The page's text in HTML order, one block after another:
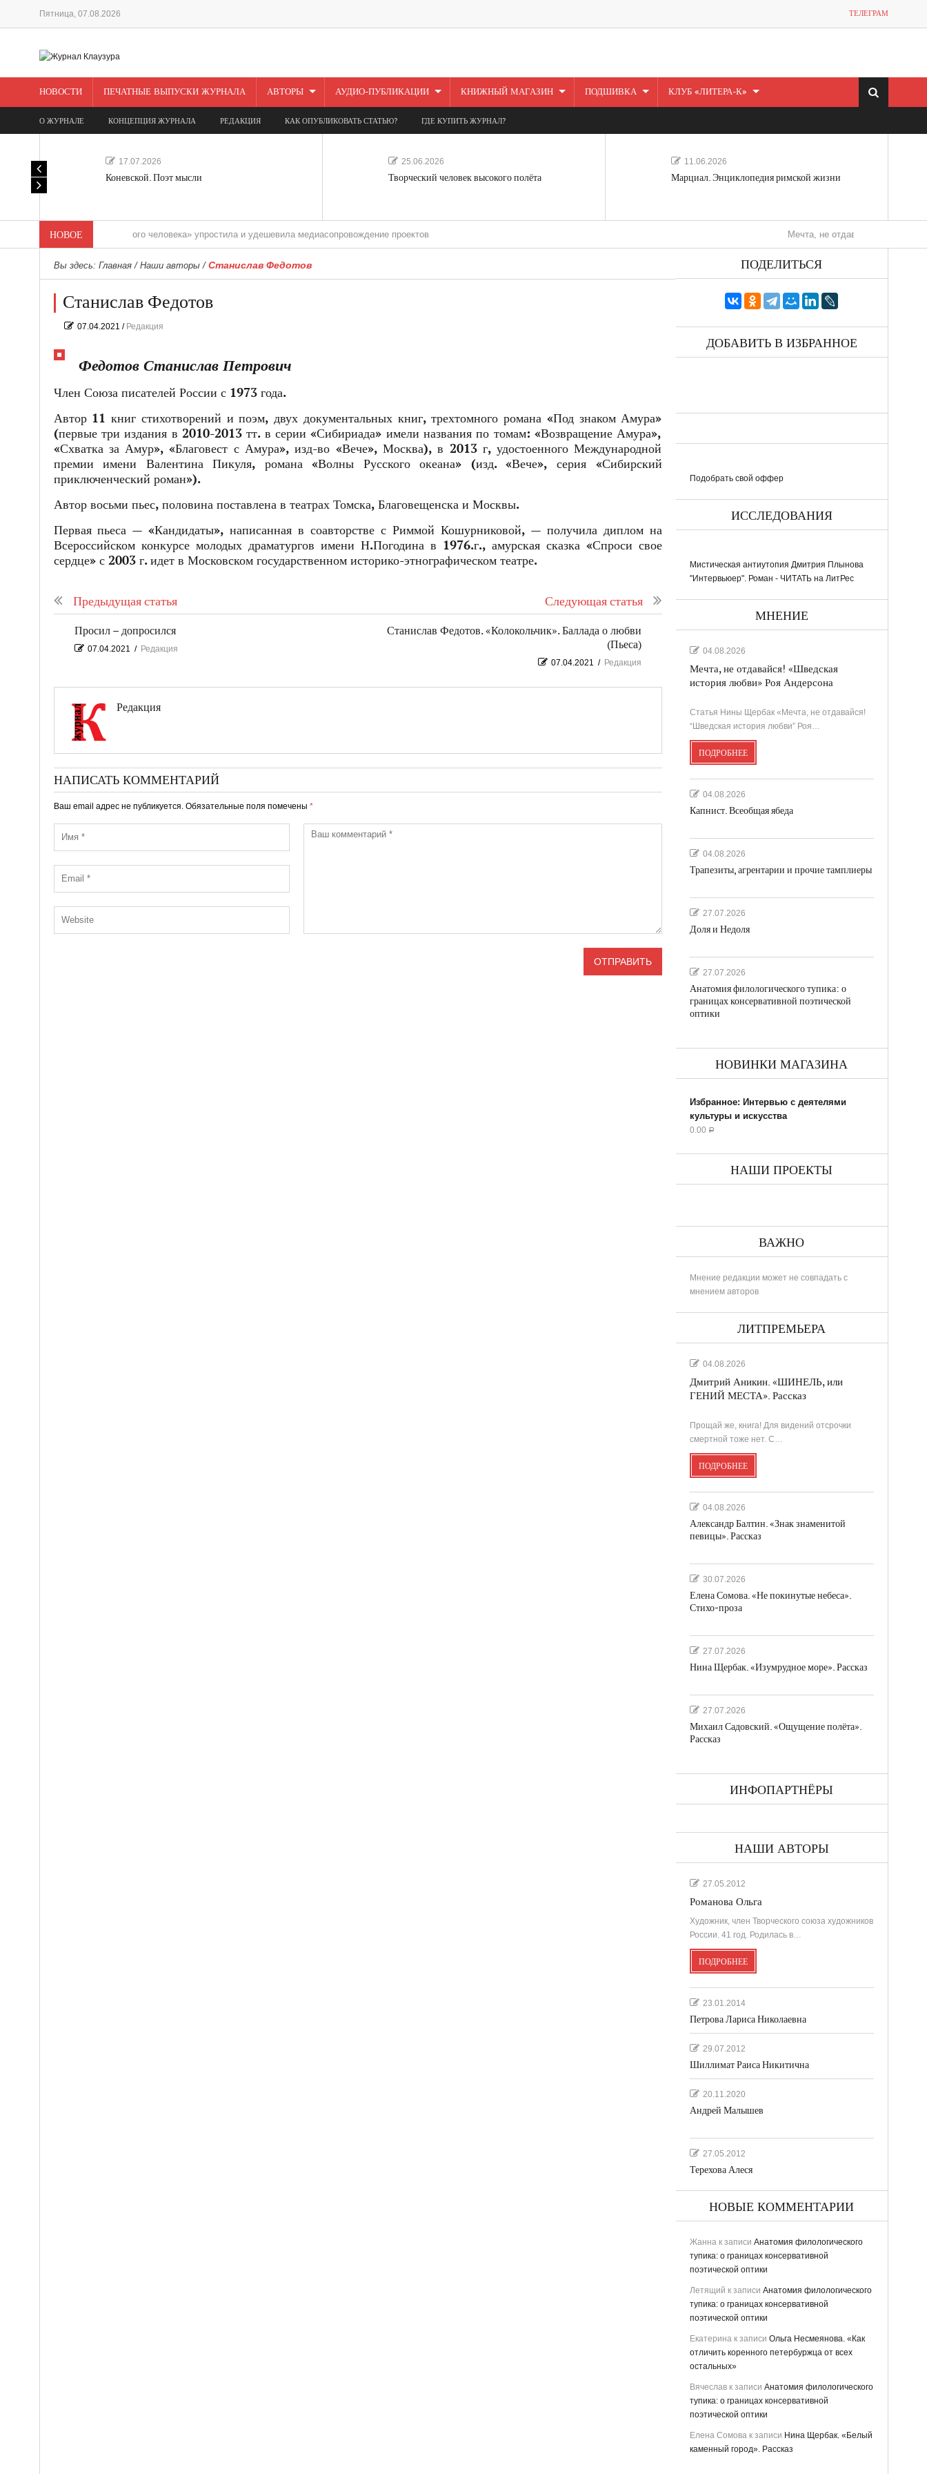
Пятница, 07.08.2026 ТЕЛЕГРАМ
НОВОСТИ ПЕЧАТНЫЕ ВЫПУСКИ ЖУРНАЛА АВТОРЫ АУДИО-ПУБЛИКАЦИИ КНИЖНЫЙ МАГАЗИН ПОДШИВКА КЛУБ «ЛИТЕРА-К»
О ЖУРНАЛЕ КОНЦЕПЦИЯ ЖУРНАЛА РЕДАКЦИЯ КАК ОПУБЛИКОВАТЬ СТАТЬЮ? ГДЕ КУПИТЬ ЖУРНАЛ?
17.07.2026
Коневской. Поэт мысли
25.06.2026
Творческий человек высокого полёта
11.06.2026
Марциал. Энциклопедия римской жизни
НОВОЕ
«Редакция одного человека» упростила и удешевила медиасопровождение проектов Мечта, не отдавайся! «Шведская
Вы здесь: Главная/ Наши авторы/ Станислав Федотов
Станислав Федотов
07.04.2021 / Редакция
Федотов Станислав Петрович
Член Союза писателей России с 1973 года.
Автор 11 книг стихотворений и поэм, двух документальных книг, трехтомного романа «Под знаком Амура»
(первые три издания в 2010-2013 тт. в серии «Сибириада» имели названия по томам: «Возвращение Амура»,
«Схватка за Амур», «Благовест с Амура», изд-во «Вече», Москва), в 2013 г, удостоенного Международной
премии имени Валентина Пикуля, романа «Волны Русского океана» (изд. «Вече», серия «Сибирский
приключенческий роман»).
Автор восьми пьес, половина поставлена в театрах Томска, Благовещенска и Москвы.
Первая пьеса — «Кандидаты», написанная в соавторстве с Риммой Кошурниковой, — получила диплом на
Всероссийском конкурсе молодых драматургов имени Н.Погодина в 1976.г., амурская сказка «Спроси свое
сердце» с 2003 г. идет в Московском государственном историко-этнографическом театре.
Предыдущая статья Следующая статья
Просил – допросился
07.04.2021 / Редакция
Станислав Федотов. «Колокольчик». Баллада о любви
(Пьеса)
07.04.2021 / Редакция
Редакция
НАПИСАТЬ КОММЕНТАРИЙ
Ваш email адрес не публикуется. Обязательные поля помечены *
ПОДЕЛИТЬСЯ
ДОБАВИТЬ В ИЗБРАННОЕ
Подобрать свой оффер
ИССЛЕДОВАНИЯ
Мистическая антиутопия Дмитрия Плынова
"Интервьюер". Роман - ЧИТАТЬ на ЛитРес
МНЕНИЕ
04.08.2026
Мечта, не отдавайся! «Шведская
история любви» Роя Андерсона
Статья Нины Щербак «Мечта, не отдавайся!
“Шведская история любви” Роя…
ПОДРОБНЕЕ
04.08.2026
Капнист. Всеобщая ябеда
04.08.2026
Трапезиты, агрентарии и прочие тамплиеры
27.07.2026
Доля и Недоля
27.07.2026
Анатомия филологического тупика: о
границах консервативной поэтической
оптики
НОВИНКИ МАГАЗИНА
Избранное: Интервью с деятелями
культуры и искусства
0.00 Р
НАШИ ПРОЕКТЫ
ВАЖНО
Мнение редакции может не совпадать с
мнением авторов
ЛИТПРЕМЬЕРА
04.08.2026
Дмитрий Аникин. «ШИНЕЛЬ, или
ГЕНИЙ МЕСТА». Рассказ
Прощай же, книга! Для видений отсрочки
смертной тоже нет. С…
ПОДРОБНЕЕ
04.08.2026
Александр Балтин. «Знак знаменитой
певицы». Рассказ
30.07.2026
Елена Сомова. «Не покинутые небеса».
Стихо-проза
27.07.2026
Нина Щербак. «Изумрудное море». Рассказ
27.07.2026
Михаил Садовский. «Ощущение полёта».
Рассказ
ИНФОПАРТНЁРЫ
НАШИ АВТОРЫ
27.05.2012
Романова Ольга
Художник, член Творческого союза художников
России. 41 год. Родилась в…
ПОДРОБНЕЕ
23.01.2014
Петрова Лариса Николаевна
29.07.2012
Шиллимат Раиса Никитична
20.11.2020
Андрей Малышев
27.05.2012
Терехова Алеся
НОВЫЕ КОММЕНТАРИИ
Жаннак записи Анатомия филологического
тупика: о границах консервативной
поэтической оптики
Летящий к записи Анатомия филологического
тупика: о границах консервативной
поэтической оптики
Екатеринак записи Ольга Несмеянова. «Как
отличить коренного петербуржца от всех
остальных»
Вячеславк записи Анатомия филологического
тупика: о границах консервативной
поэтической оптики
Елена Сомовак записи Нина Щербак. «Белый
каменный город». Рассказ